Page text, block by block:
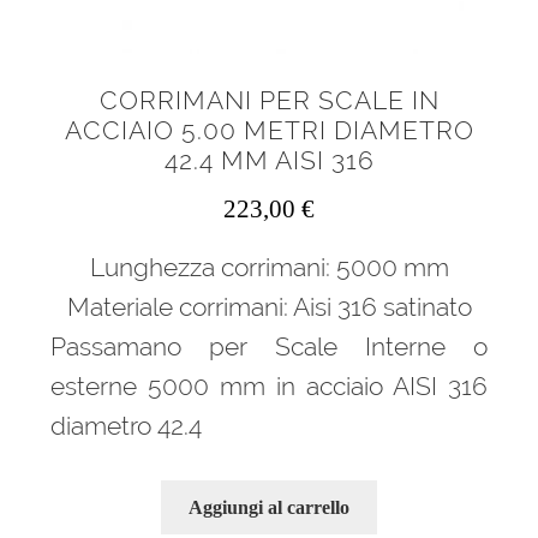
CORRIMANI PER SCALE IN
ACCIAIO 5.00 METRI DIAMETRO
42.4 MM AISI 316
223,00 €
Lunghezza corrimani: 5000 mm
Materiale corrimani: Aisi 316 satinato
Passamano per Scale Interne o
esterne 5000 mm in acciaio AISI 316
diametro 42.4
Aggiungi al carrello